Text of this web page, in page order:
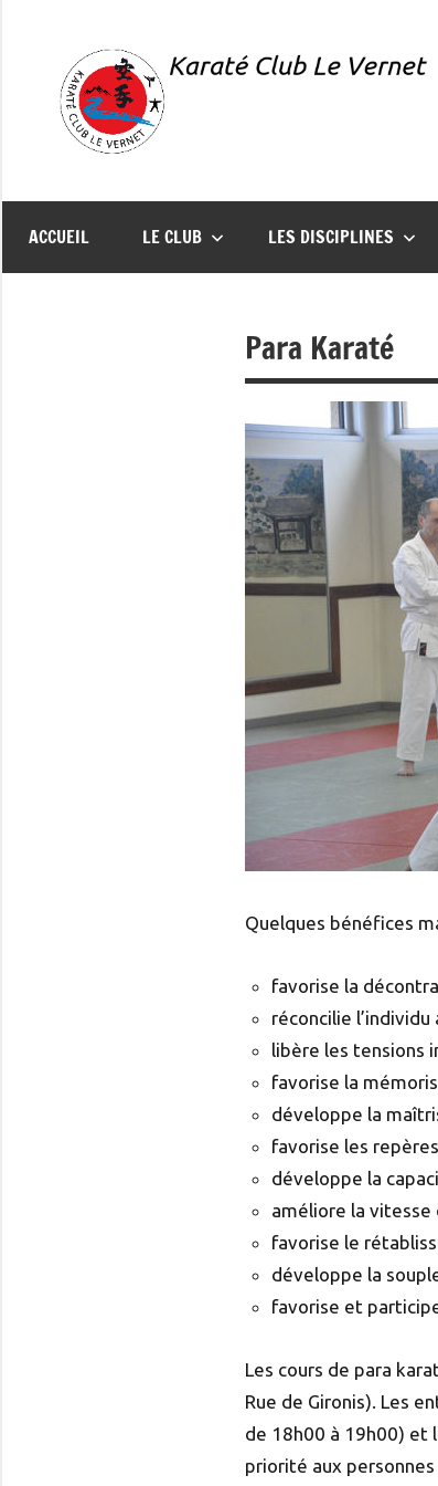
contenu
Karaté
Club
du
Karaté
ACCUEIL LE CLUB LES DISCIPLINES
Para Karaté
Quelques bénéfices
favorise la
réconcilie l’individu
libère les tensions
favorise la
développe la
favorise les repères
développe la
améliore la vitesse
favorise le
développe la
favorise et
Les cours de para
Rue de Gironis). Les
de 18h00 à 19h00) et
priorité aux